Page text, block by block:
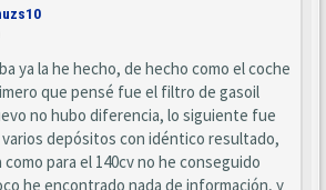
ya la he hecho, de hecho como el coche
que pensé fue el filtro de gasoil
no hubo diferencia, lo siguiente fue
varios depósitos con idéntico resultado,
para el 140cv no he conseguido
he encontrado nada de información, y